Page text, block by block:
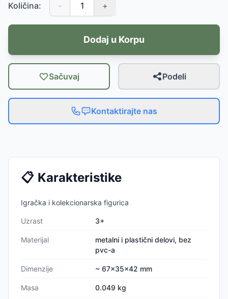
Količina: - +
Dodaj u Korpu
Sačuvaj Podeli
Kontaktirajte nas
📋 Karakteristike
Igračka i kolekcionarska figurica
Uzrast 3+
Materijal
metalni i plastični delovi, bez
pvc-a
Dimenzije ~ 67x35x42 mm
Masa 0.049 kg